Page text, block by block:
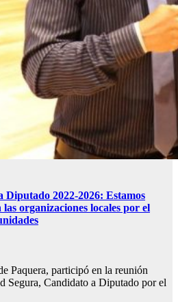
2022-2026: Estamos
organizaciones locales por el
Paquera, participó en la reunión
Segura, Candidato a Diputado por el